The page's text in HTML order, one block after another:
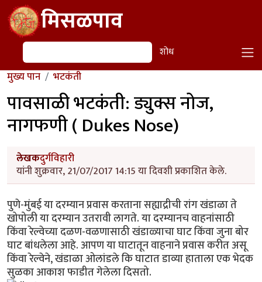
Skip to main contentमिसळपाव
शोध शोध
मुख्य पान भटकंती
पावसाळी भटकंती: ड्युक्स नोज,
नागफणी ( Dukes Nose)
लेखकदुर्गविहारी
यांनी शुक्रवार, 21/07/2017 14:15 या दिवशी प्रकाशित केले.
पुणे-मुंबई या दरम्यान प्रवास करताना सह्याद्रीची रांग खंडाळा ते
खोपोली या दरम्यान उतरावी लागते. या दरम्यानच वाहनांसाठी
किंवा रेल्वेच्या दळण-वळणासाठी खंडाळ्याचा घाट किंवा जुना बोर
घाट बांधलेला आहे. आपण या घाटातून वाहनाने प्रवास करीत असू
किंवा रेल्वेने, खंडाळा ओलांडले कि घाटात डाव्या हाताला एक भेदक
सुळका आकाश फाडीत गेलेला दिसतो.